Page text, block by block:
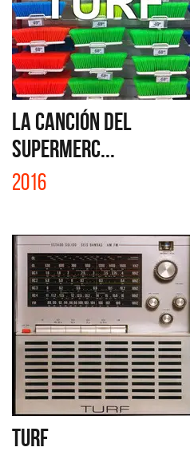
LA CANCIÓN DEL
SUPERMERC...
2016
TURF